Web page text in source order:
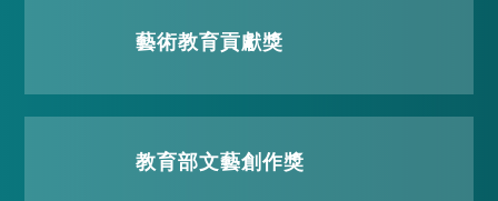
藝術教育貢獻獎
教育部文藝創作獎